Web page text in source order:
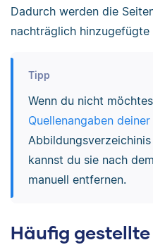
Dadurch werden die
nachträglich
Tipp
Wenn du nicht
Quellenangaben
kannst du sie nach
manuell entfernen.
Häufig gestellte